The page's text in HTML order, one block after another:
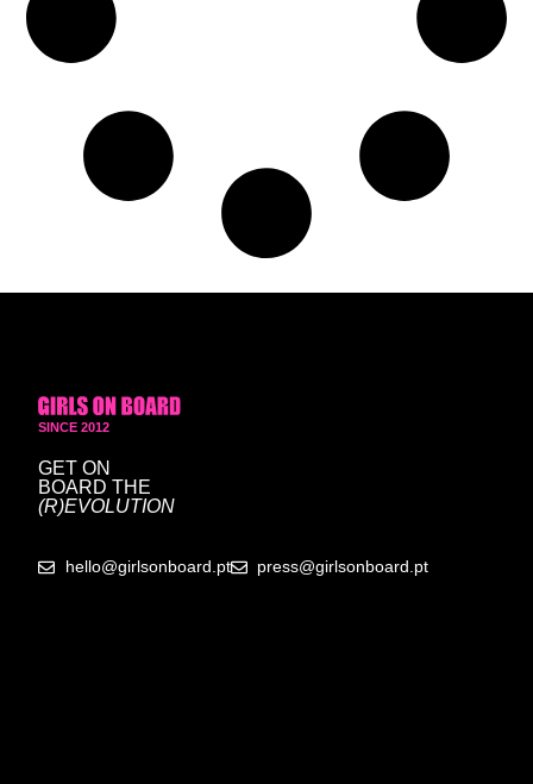
SINCE 2012
GET ON
BOARD THE
(R)EVOLUTION
hello@girlsonboard.pt press@girlsonboard.pt